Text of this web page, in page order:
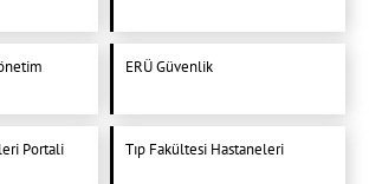
ERÜ Güvenlik
Portali Tıp Fakültesi Hastaneleri